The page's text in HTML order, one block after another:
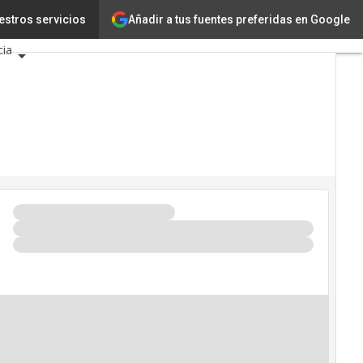
Añadir a tus fuentes preferidas en Google
servicios
Innovación